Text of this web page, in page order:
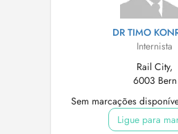
DR TIMO
Internista
Rail City,
6003 Bern
Sem marcações
Ligue para